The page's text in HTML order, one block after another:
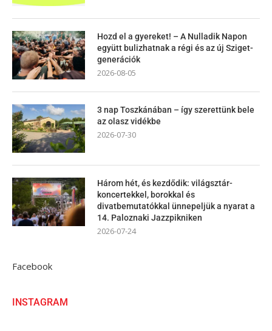
Hozd el a gyereket! – A Nulladik Napon
együtt bulizhatnak a régi és az új Sziget-
generációk
2026-08-05
3 nap Toszkánában – így szerettünk bele
az olasz vidékbe
2026-07-30
Három hét, és kezdődik: világsztár-
koncertekkel, borokkal és
divatbemutatókkal ünnepeljük a nyarat a
14. Paloznaki Jazzpikniken
2026-07-24
Facebook
INSTAGRAM